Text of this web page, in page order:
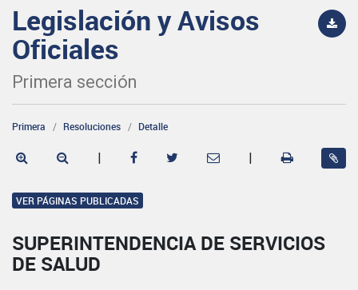
Legislación y Avisos
Oficiales
Primera sección
Primera Resoluciones Detalle
| |
VER PÁGINAS PUBLICADAS
SUPERINTENDENCIA DE SERVICIOS
DE SALUD